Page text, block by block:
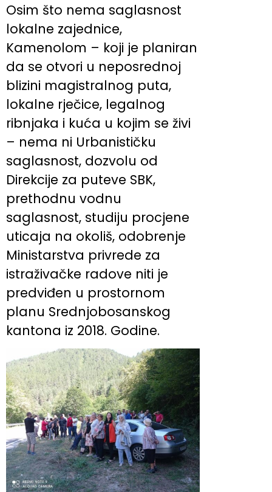
Osim što nema saglasnost
lokalne zajednice,
Kamenolom – koji je planiran
da se otvori u neposrednoj
blizini magistralnog puta,
lokalne rječice, legalnog
ribnjaka i kuća u kojim se živi
– nema ni Urbanističku
saglasnost, dozvolu od
Direkcije za puteve SBK,
prethodnu vodnu
saglasnost, studiju procjene
uticaja na okoliš, odobrenje
Ministarstva privrede za
istraživačke radove niti je
predviđen u prostornom
planu Srednjobosanskog
kantona iz 2018. Godine.